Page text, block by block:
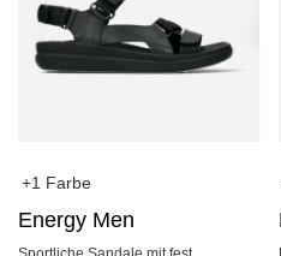
+1 Farbe
Energy Men